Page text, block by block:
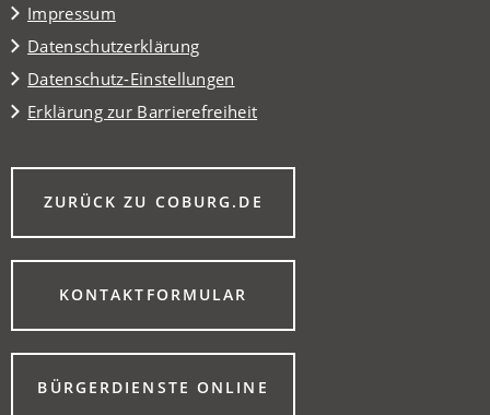
Impressum
Datenschutzerklärung
Datenschutz-Einstellungen
Erklärung zur Barrierefreiheit
ZURÜCK ZU COBURG.DE
(ÖFFNET
EINEM
NEUEN
KONTAKTFORMULAR
(ÖFFNET
EINEM
NEUEN
TAB)BÜRGERDIENSTE ONLINE
(ÖFFNET